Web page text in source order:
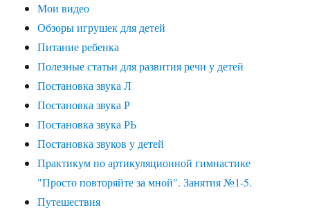
Мои видео
Обзоры игрушек для детей
Питание ребенка
Полезные статьи для развития речи у детей
Постановка звука Л
Постановка звука Р
Постановка звука РЬ
Постановка звуков у детей
Практикум по артикуляционной гимнастике
"Просто повторяйте за мной". Занятия №1-5.
Путешествия